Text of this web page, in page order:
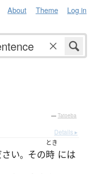
About Theme Log in
— Tatoeba
Details ▸
さい。 その
とき
時 には